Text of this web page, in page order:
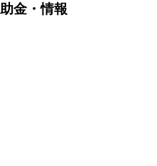
金・情報